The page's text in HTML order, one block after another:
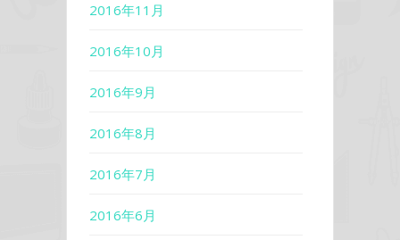
2016年11月
2016年10月
2016年9月
2016年8月
2016年7月
2016年6月